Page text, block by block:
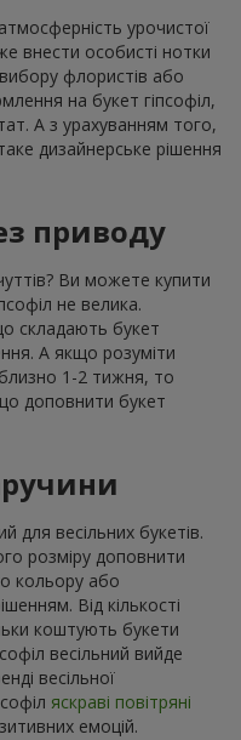
урочистої
внести особисті нотки
флористів або
на букет гіпсофіл,
А з урахуванням того,
дизайнерське рішення
приводу
Ви можете купити
не велика.
складають букет
А якщо розуміти
1-2 тижня, то
доповнити букет
для весільних букетів.
розміру доповнити
кольору або
Від кількості
коштують букети
весільний вийде
весільної
яскраві повітряні
емоцій.